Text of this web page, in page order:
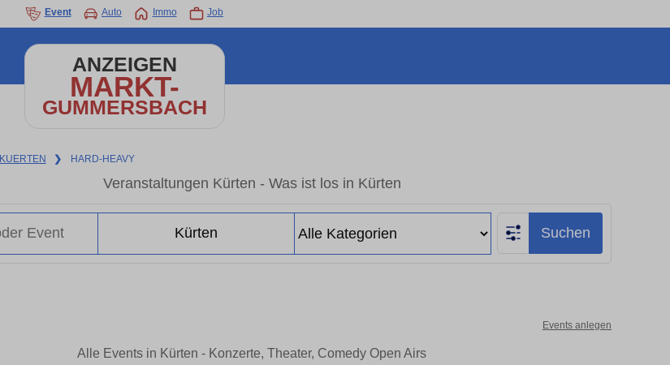
Event Auto Immo Job
ANZEIGEN
MARKT-
GUMMERSBACH
KUERTEN ❯ HARD-HEAVY
Veranstaltungen Kürten - Was ist los in Kürten
Suchen
Events anlegen
Alle Events in Kürten - Konzerte, Theater, Comedy Open Airs